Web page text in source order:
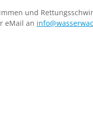
und
eMail an